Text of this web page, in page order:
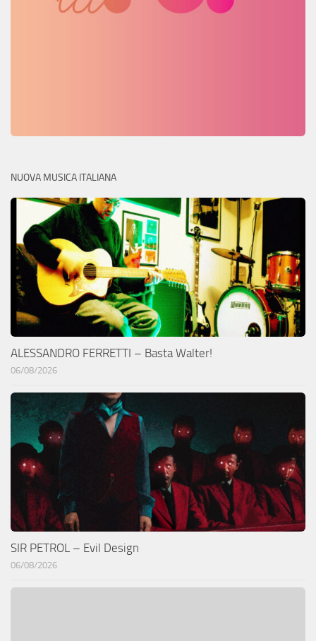
NUOVA MUSICA ITALIANA
ALESSANDRO FERRETTI – Basta Walter!
06/08/2026
SIR PETROL – Evil Design
06/08/2026